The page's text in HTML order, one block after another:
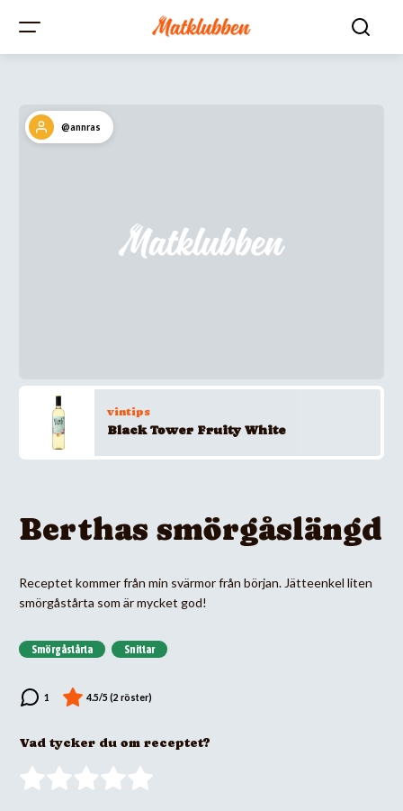
@annras
vintips
Black Tower Fruity White
Berthas smörgåslängd
Receptet kommer från min svärmor från början. Jätteenkel liten
smörgåstårta som är mycket god!
Smörgåstårta Snittar
Vad tycker du om receptet?